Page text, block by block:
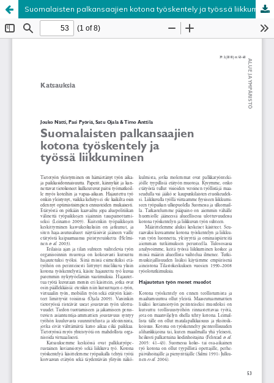
Suomalaisten palkansaajien kotona työskentely ja työssä liikkuminen
Tieteellisten seurain valtuuskunta